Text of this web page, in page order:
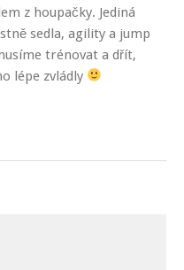
z houpačky. Jediná
sedla, agility a jump
trénovat a dřít,
lépe zvládly